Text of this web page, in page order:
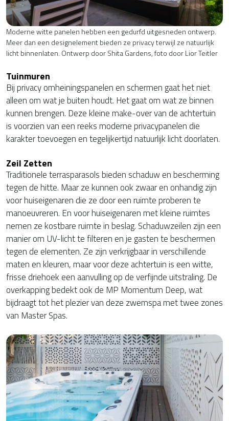
Moderne witte panelen hebben een gedurfd uitgesneden ontwerp.
Meer dan een designelement bieden ze privacy terwijl ze natuurlijk
licht binnenlaten. Ontwerp door Shita Gardens, foto door Lior Teitler
Tuinmuren
Bij privacy omheiningspanelen en schermen gaat het niet
alleen om wat je buiten houdt. Het gaat om wat ze binnen
kunnen brengen. Deze kleine make-over van de achtertuin
is voorzien van een reeks moderne privacypanelen die
karakter toevoegen en tegelijkertijd natuurlijk licht doorlaten.
Zeil Zetten
Traditionele terrasparasols bieden schaduw en bescherming
tegen de hitte. Maar ze kunnen ook zwaar en onhandig zijn
voor huiseigenaren die ze door een ruimte proberen te
manoeuvreren. En voor huiseigenaren met kleine ruimtes
nemen ze kostbare ruimte in beslag. Schaduwzeilen zijn een
manier om UV-licht te filteren en je gasten te beschermen
tegen de elementen. Ze zijn verkrijgbaar in verschillende
maten en kleuren, maar voor deze achtertuin is een witte,
frisse driehoek een aanvulling op de verfijnde uitstraling. De
overkapping bedekt ook de MP Momentum Deep, wat
bijdraagt tot het plezier van deze zwemspa met twee zones
van Master Spas.